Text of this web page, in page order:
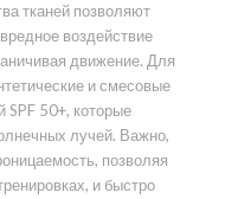
тканей позволяют
воздействие
движение. Для
и смесовые
SPF 50+, которые
лучей. Важно,
позволяя
и быстро